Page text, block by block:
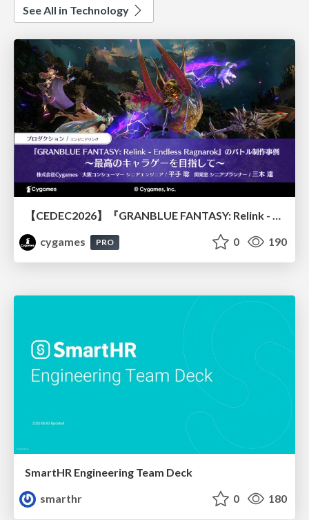
See All in Technology
【CEDEC2026】『GRANBLUE FANTASY: Relink - Endless Ragnarok』のバトル制作事例 ～最高のキャラゲーを目指して～
cygames
PRO 0 190
SmartHR Engineering Team Deck
smarthr
0 180